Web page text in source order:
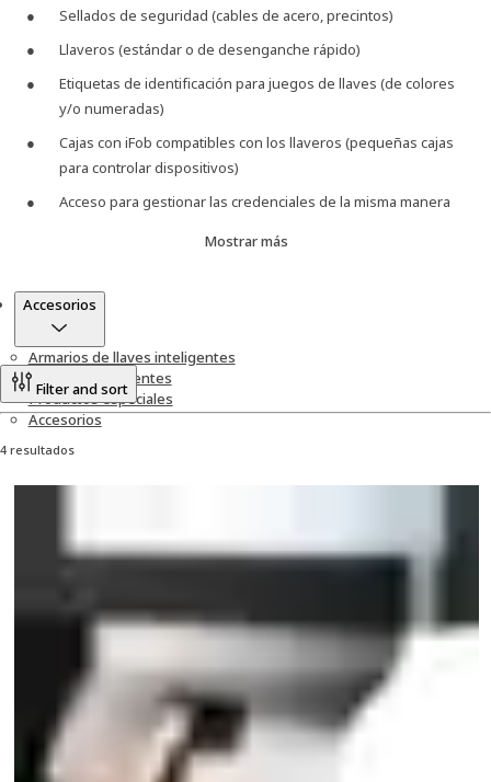
Sellados de seguridad (cables de acero, precintos)
Llaveros (estándar o de desenganche rápido)
Etiquetas de identificación para juegos de llaves (de colores
y/o numeradas)
Cajas con iFob compatibles con los llaveros (pequeñas cajas
para controlar dispositivos)
Acceso para gestionar las credenciales de la misma manera
Mostrar más
Accesorios
Armarios de llaves inteligentes
Taquillas inteligentes
Productos especiales
Accesorios
Filter and sort
4 resultados